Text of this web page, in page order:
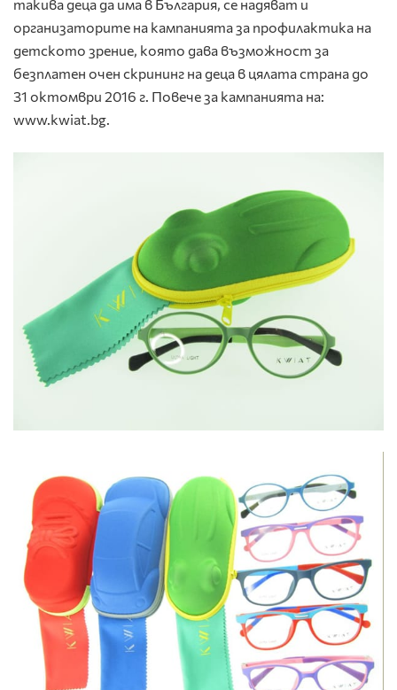
такива деца да има в България, се надяват и
организаторите на кампанията за профилактика на
детското зрение, която дава възможност за
безплатен очен скрининг на деца в цялата страна до
31 октомври 2016 г. Повече за кампанията на:
www.kwiat.bg.